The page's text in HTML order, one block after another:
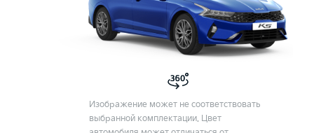
Изображение может не соответствовать
выбранной комплектации. Цвет